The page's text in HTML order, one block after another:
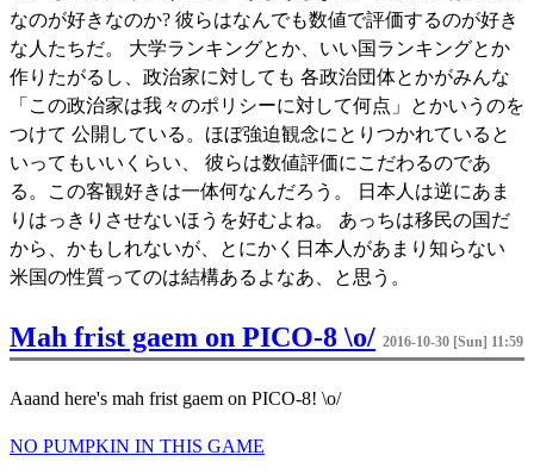
なのが好きなのか? 彼らはなんでも数値で評価するのが好き
な人たちだ。 大学ランキングとか、いい国ランキングとか
作りたがるし、政治家に対しても 各政治団体とかがみんな
「この政治家は我々のポリシーに対して何点」とかいうのを
つけて 公開している。ほぼ強迫観念にとりつかれていると
いってもいいくらい、 彼らは数値評価にこだわるのであ
る。この客観好きは一体何なんだろう。 日本人は逆にあま
りはっきりさせないほうを好むよね。 あっちは移民の国だ
から、かもしれないが、とにかく日本人があまり知らない
米国の性質ってのは結構あるよなあ、と思う。
Mah frist gaem on PICO-8 \o/ 2016-10-30 [Sun] 11:59
Aaand here's mah frist gaem on PICO-8! \o/
NO PUMPKIN IN THIS GAME